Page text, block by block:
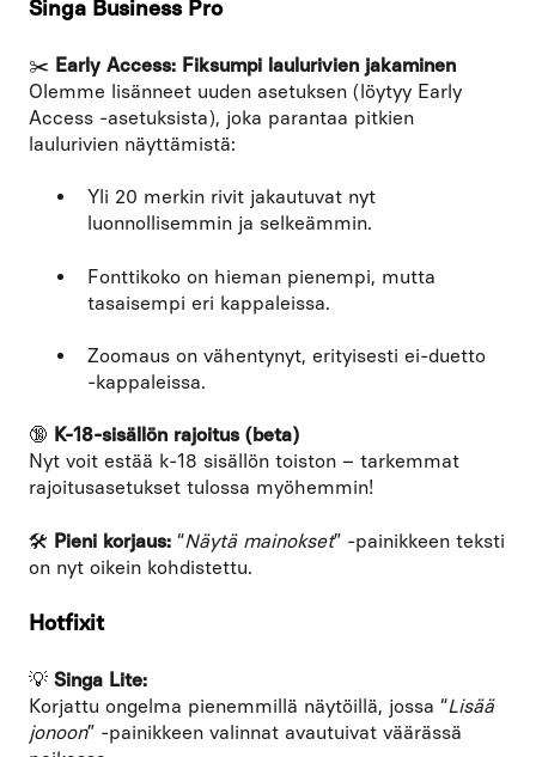
Singa Business Pro
✂️ Early Access: Fiksumpi laulurivien jakaminen
Olemme lisänneet uuden asetuksen (löytyy Early
Access -asetuksista), joka parantaa pitkien
laulurivien näyttämistä:
Yli 20 merkin rivit jakautuvat nyt
luonnollisemmin ja selkeämmin.
Fonttikoko on hieman pienempi, mutta
tasaisempi eri kappaleissa.
Zoomaus on vähentynyt, erityisesti ei-duetto
-kappaleissa.
🔞 K-18-sisällön rajoitus (beta)
Nyt voit estää k-18 sisällön toiston – tarkemmat
rajoitusasetukset tulossa myöhemmin!
🛠️ Pieni korjaus: “Näytä mainokset” -painikkeen teksti
on nyt oikein kohdistettu.
Hotfixit
💡 Singa Lite:
Korjattu ongelma pienemmillä näytöillä, jossa “Lisää
jonoon” -painikkeen valinnat avautuivat väärässä